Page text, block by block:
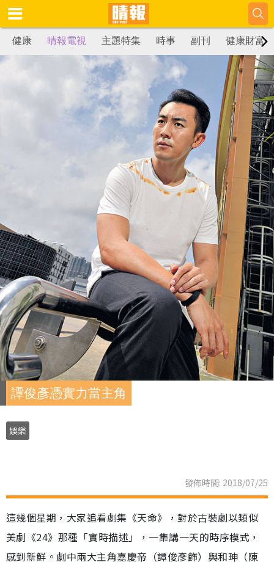
健康 晴報電視 主題特集 時事 副刊 健康財富
譚俊彥憑實力當主角
娛樂
發佈時間: 2018/07/25
這幾個星期，大家追看劇集《天命》，對於古裝劇以類似
美劇《24》那種「實時描述」，一集講一天的時序模式，
感到新鮮。劇中兩大主角嘉慶帝（譚俊彥飾）與和珅（陳